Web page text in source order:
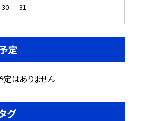
30
31
定
定はありません
グ